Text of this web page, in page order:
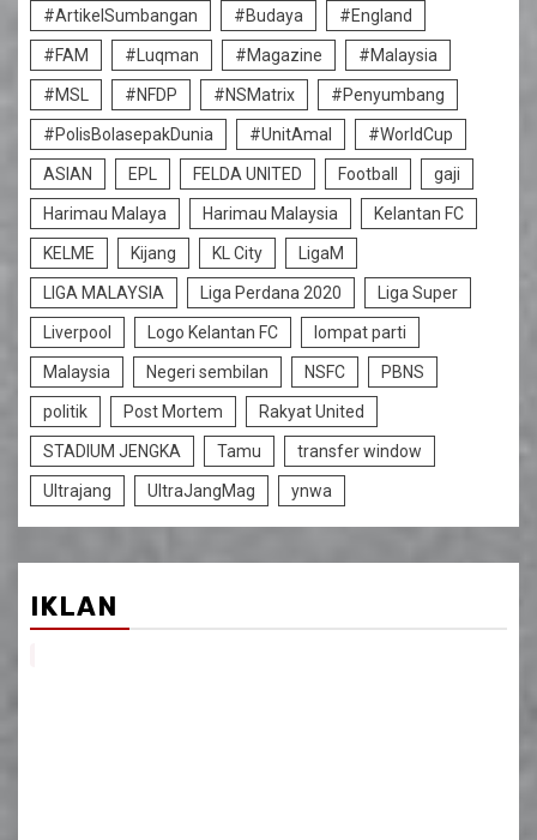
#ArtikelSumbangan #Budaya #England
#FAM #Luqman #Magazine #Malaysia
#MSL #NFDP #NSMatrix #Penyumbang
#PolisBolasepakDunia #UnitAmal #WorldCup
ASIAN EPL FELDA UNITED Football gaji
Harimau Malaya Harimau Malaysia Kelantan FC
KELME Kijang KL City LigaM
LIGA MALAYSIA Liga Perdana 2020 Liga Super
Liverpool Logo Kelantan FC lompat parti
Malaysia Negeri sembilan NSFC PBNS
politik Post Mortem Rakyat United
STADIUM JENGKA Tamu transfer window
Ultrajang UltraJangMag ynwa
IKLAN